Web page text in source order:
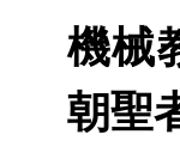
機械
朝聖